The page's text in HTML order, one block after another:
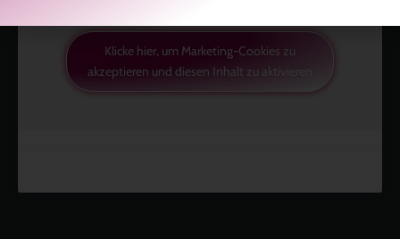
Klicke hier, um Marketing-Cookies zu
akzeptieren und diesen Inhalt zu aktivieren